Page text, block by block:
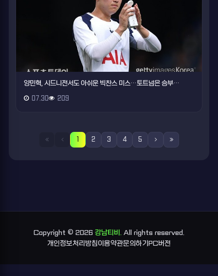
양민혁, 시드니전서도 아쉬운 빅찬스 미스…토트넘은 승부…
07.30 209
1 2 3 4 5
Copyright © 2026 강남티비.
All rights reserved.
개인정보처리방침이용약관문의하기 PC버전